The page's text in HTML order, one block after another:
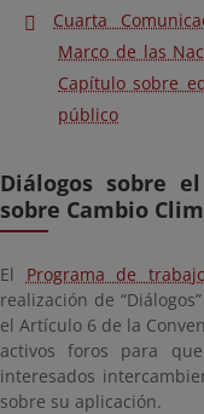
Cuarta
Marco de las
Capítulo sobre
público
Diálogos sobre
sobre Cambio
El Programa de
realización de
el Artículo 6 de la
activos foros para
interesados
sobre su aplicación.